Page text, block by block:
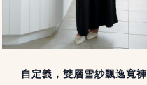
自定義，雙層雪紗飄逸寬褲